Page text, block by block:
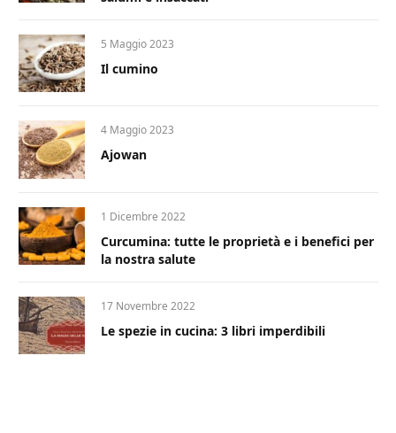
5 Maggio 2023
Il cumino
4 Maggio 2023
Ajowan
1 Dicembre 2022
Curcumina: tutte le proprietà e i benefici per
la nostra salute
17 Novembre 2022
Le spezie in cucina: 3 libri imperdibili